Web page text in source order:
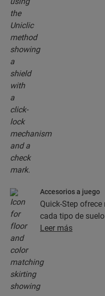
Accesorios a juego
Quick-Step
cada tipo de
una completa
color del suelo que
Leer más